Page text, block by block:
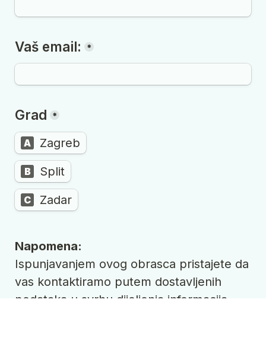
Vaš email: *
Grad *
A Zagreb
B Split
C Zadar
Napomena:
Ispunjavanjem ovog obrasca pristajete da
vas kontaktiramo putem dostavljenih
podataka u svrhu dijeljenja informacija,